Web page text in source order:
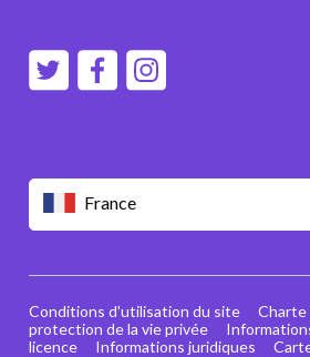
France
Conditions d'utilisation du site Charte
protection de la vie privée
licence
Informations juridiques